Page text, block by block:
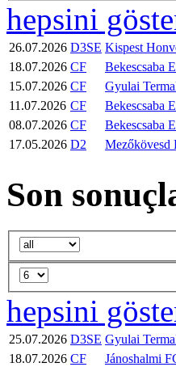
hepsini
26.07.2026 D3SE Kispest
18.07.2026 CF Bekescsaba
15.07.2026 CF Gyulai
11.07.2026 CF Bekescsaba
08.07.2026 CF Bekescsaba
17.05.2026 D2 Mezőkövesd
Son
hepsini
25.07.2026 D3SE Gyulai
18.07.2026 CF Jánoshalmi